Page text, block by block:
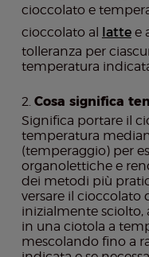
cioccolato e
cioccolato al lattee
tolleranza per
temperatura
Cosa significa
Significa portare il
temperatura
(temperaggio) per
organolettiche e
dei metodi più
versare il cioccolato
inizialmente
in una ciotola a
mescolando fino a